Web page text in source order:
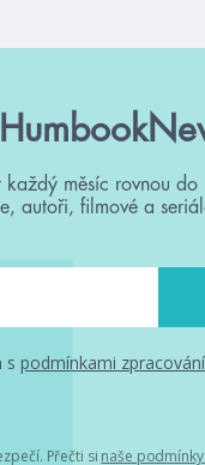
každý měsíc rovnou
autoři, filmové a
s podmínkami
Přečti si naše